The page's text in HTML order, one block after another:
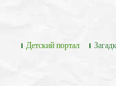
Детский портал